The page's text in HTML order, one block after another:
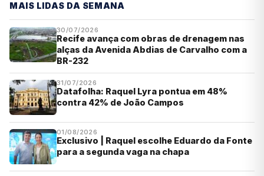
MAIS LIDAS DA SEMANA
30/07/2026
Recife avança com obras de drenagem nas
alças da Avenida Abdias de Carvalho com a
BR-232
31/07/2026
Datafolha: Raquel Lyra pontua em 48%
contra 42% de João Campos
01/08/2026
Exclusivo | Raquel escolhe Eduardo da Fonte
para a segunda vaga na chapa